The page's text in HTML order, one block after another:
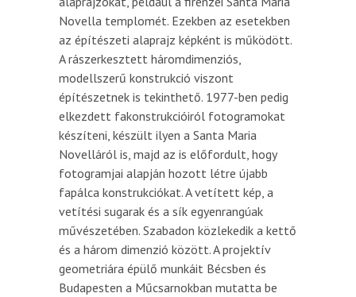
Novella templomét. Ezekben az esetekben
az építészeti alaprajz képként is működött.
A rászerkesztett háromdimenziós,
modellszerű konstrukció viszont
építészetnek is tekinthető. 1977-ben pedig
elkezdett fakonstrukcióiról fotogramokat
készíteni, készült ilyen a Santa Maria
Novelláról is, majd az is előfordult, hogy
fotogramjai alapján hozott létre újabb
fapálca konstrukciókat. A vetített kép, a
vetítési sugarak és a sík egyenrangúak
művészetében. Szabadon közlekedik a kettő
és a három dimenzió között. A projektív
geometriára épülő munkáit Bécsben és
Budapesten a Műcsarnokban mutatta be